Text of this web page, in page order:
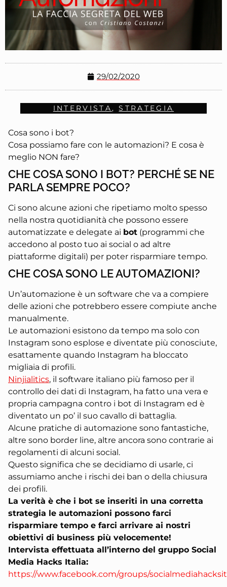
29/02/2020
INTERVISTA,STRATEGIA
Cosa sono i bot?
Cosa possiamo fare con le automazioni? E cosa è
meglio NON fare?
CHE COSA SONO I BOT? PERCHÉ SE NE
PARLA SEMPRE POCO?
Ci sono alcune azioni che ripetiamo molto spesso
nella nostra quotidianità che possono essere
automatizzate e delegate ai bot (programmi che
accedono al posto tuo ai social o ad altre
piattaforme digitali) per poter risparmiare tempo.
CHE COSA SONO LE AUTOMAZIONI?
Un’automazione è un software che va a compiere
delle azioni che potrebbero essere compiute anche
manualmente.
Le automazioni esistono da tempo ma solo con
Instagram sono esplose e diventate più conosciute,
esattamente quando Instagram ha bloccato
migliaia di profili.
Ninjialitics, il software italiano più famoso per il
controllo dei dati di Instagram, ha fatto una vera e
propria campagna contro i bot di Instagram ed è
diventato un po’ il suo cavallo di battaglia.
Alcune pratiche di automazione sono fantastiche,
altre sono border line, altre ancora sono contrarie ai
regolamenti di alcuni social.
Questo significa che se decidiamo di usarle, ci
assumiamo anche i rischi dei ban o della chiusura
dei profili.
La verità è che i bot se inseriti in una corretta
strategia le automazioni possono farci
risparmiare tempo e farci arrivare ai nostri
obiettivi di business più velocemente!
Intervista effettuata all’interno del gruppo Social
Media Hacks Italia:
https://www.facebook.com/groups/